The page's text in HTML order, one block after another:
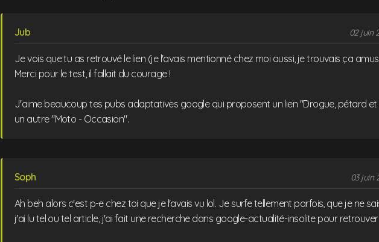
Jub 02 juin
Je vois que tu as retrouvé le lien (je l'avais mentionné chez moi aussi, je trouvais ça
Merci pour le test, il fallait du courage !
J'aime beaucoup tes pubs adaptatives google qui proposent un lien "Drogue, pétard
un autre "Moto - Occasion".
Soph 03 juin
Ah beh alors c'est p-e chez toi que je l'avais vu lol. Je surfe tellement parfois, que je ne
j'ai lu tel ou tel article, j'ai fait une recherche dans google-actualité-insolite pour retrouver